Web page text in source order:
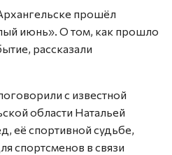
прошёл
июнь». О том, как прошло
рассказали
с известной
области Натальей
её спортивной судьбе,
спортсменов в связи